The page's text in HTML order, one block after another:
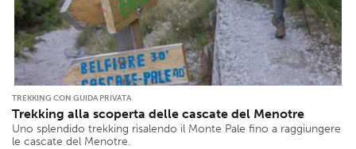
TREKKING CON GUIDA PRIVATA
Trekking alla scoperta delle cascate del Menotre
Uno splendido trekking risalendo il Monte Pale fino a raggiungere
le cascate del Menotre.